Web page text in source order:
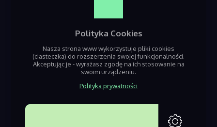
Sosnowca i Dąbrowy Górniczej – dobrze trafiłeś! Nazaglebiu.pl to seriws
poświęcony gromadzeniu informacji o nadchodzacych eventach i
Polityka Cookies
Nasza strona www wykorzystuje pliki cookies
(ciasteczka) do rozszerzenia swojej funkcjonalności.
Akceptując je - wyrażasz zgodę na ich stosowanie na
swoim urządzeniu.
Polityka prywatności